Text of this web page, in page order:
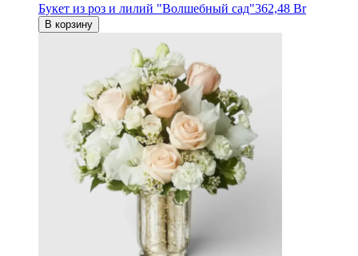
Букет из роз и лилий "Волшебный сад"362,48 Br
В корзину